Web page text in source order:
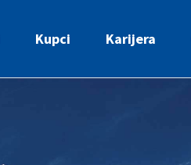
Kupci Karijera